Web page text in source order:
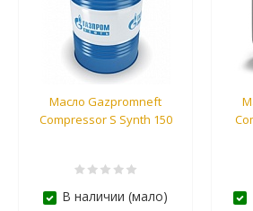
Масло Gazpromneft
Compressor S Synth 150
В наличии (мало)